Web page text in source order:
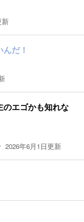
新
だ！
のエゴかも知れな
2026年6月1日更新